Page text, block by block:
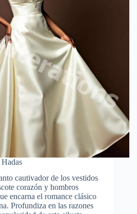
cautivador de los vestidos
corazón y hombros
encarna el romance clásico
Profundiza en las razones